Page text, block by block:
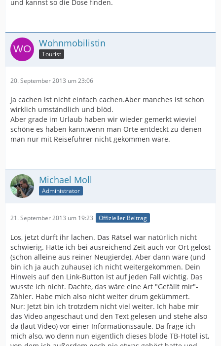
und kannst so die Dose finden.
Wohnmobilistin
Tourist
20. September 2013 um 23:06
Ja cachen ist nicht einfach cachen.Aber manches ist schon
wirklich umständlich und blöd.
Aber grade im Urlaub haben wir wieder gemerkt wieviel
schöne es haben kann,wenn man Orte entdeckt zu denen
man nur mit Reiseführer nicht gekommen wäre.
Michael Moll
Administrator
21. September 2013 um 19:23 Offizieller Beitrag
Los, jetzt dürft ihr lachen. Das Rätsel war natürlich nicht
schwierig. Hätte ich bei ausreichend Zeit auch vor Ort gelöst
(schon alleine aus reiner Neugierde). Aber dann wäre (und
bin ich ja auch zuhause) ich nicht weitergekommen. Dein
Hinweis auf den Link-Button ist auf jeden Fall wichtig. Das
wusste ich nicht. Dachte, das wäre eine Art "Gefällt mir"-
Zähler. Habe mich also nicht weiter drum gekümmert.
Nur: Jetzt bin ich trotzdem nicht viel weiter. Ich habe mir
das Video angeschaut und den Text gelesen und stehe also
da (laut Video) vor einer Informationssäule. Da frage ich
mich also, wo denn nun eigentlich dieses blöde TB-Hotel ist,